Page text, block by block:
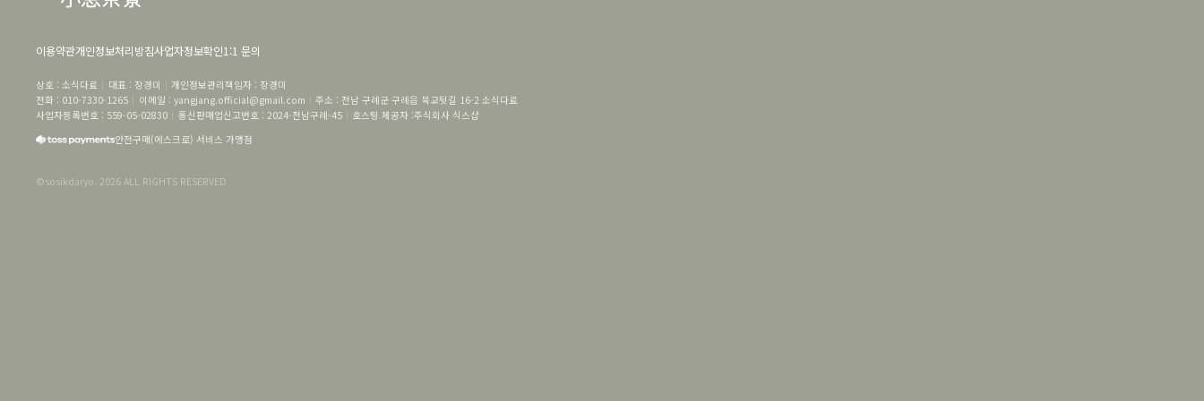
이용약관개인정보처리방침사업자정보확인1:1 문의
상호 : 소식다료 대표 : 장경미 개인정보관리책임자 : 장경미
전화 : 010-7330-1265 이메일 : yangjang.official@gmail.com 주소 : 전남 구례군 구례읍 북교뒷길 16-2 소식다료
사업자등록번호 : 559-05-02830 통신판매업신고번호 : 2024-전남구례-45 호스팅 제공자 :주식회사 식스샵
안전구매(에스크로) 서비스 가맹점
©sosikdaryo. 2026 ALL RIGHTS RESERVED